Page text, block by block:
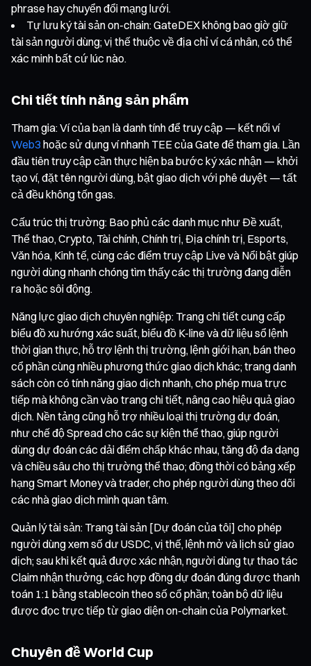
phrase hay chuyển đổi mạng lưới.
Tự lưu ký tài sản on-chain: GateDEX không bao giờ giữ
tài sản người dùng; vị thế thuộc về địa chỉ ví cá nhân, có thể
xác minh bất cứ lúc nào.
Chi tiết tính năng sản phẩm
Tham gia: Ví của bạn là danh tính để truy cập — kết nối ví
Web3 hoặc sử dụng ví nhanh TEE của Gate để tham gia. Lần
đầu tiên truy cập cần thực hiện ba bước ký xác nhận — khởi
tạo ví, đặt tên người dùng, bật giao dịch với phê duyệt — tất
cả đều không tốn gas.
Cấu trúc thị trường: Bao phủ các danh mục như Đề xuất,
Thể thao, Crypto, Tài chính, Chính trị, Địa chính trị, Esports,
Văn hóa, Kinh tế, cùng các điểm truy cập Live và Nổi bật giúp
người dùng nhanh chóng tìm thấy các thị trường đang diễn
ra hoặc sôi động.
Năng lực giao dịch chuyên nghiệp: Trang chi tiết cung cấp
biểu đồ xu hướng xác suất, biểu đồ K-line và dữ liệu sổ lệnh
thời gian thực, hỗ trợ lệnh thị trường, lệnh giới hạn, bán theo
cổ phần cùng nhiều phương thức giao dịch khác; trang danh
sách còn có tính năng giao dịch nhanh, cho phép mua trực
tiếp mà không cần vào trang chi tiết, nâng cao hiệu quả giao
dịch. Nền tảng cũng hỗ trợ nhiều loại thị trường dự đoán,
như chế độ Spread cho các sự kiện thể thao, giúp người
dùng dự đoán các dải điểm chấp khác nhau, tăng độ đa dạng
và chiều sâu cho thị trường thể thao; đồng thời có bảng xếp
hạng Smart Money và trader, cho phép người dùng theo dõi
các nhà giao dịch mình quan tâm.
Quản lý tài sản: Trang tài sản [Dự đoán của tôi] cho phép
người dùng xem số dư USDC, vị thế, lệnh mở và lịch sử giao
dịch; sau khi kết quả được xác nhận, người dùng tự thao tác
Claim nhận thưởng, các hợp đồng dự đoán đúng được thanh
toán 1:1 bằng stablecoin theo số cổ phần; toàn bộ dữ liệu
được đọc trực tiếp từ giao diện on-chain của Polymarket.
Chuyên đề World Cup